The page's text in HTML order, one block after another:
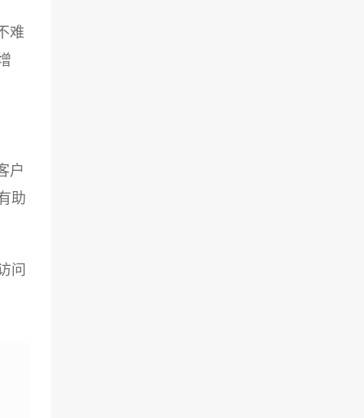
难
户
助
问